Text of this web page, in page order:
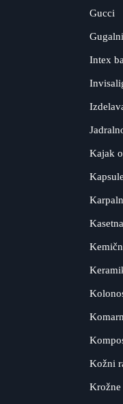
Gucci
Intex
Kajak
Kapsule
Kožni
Krožne